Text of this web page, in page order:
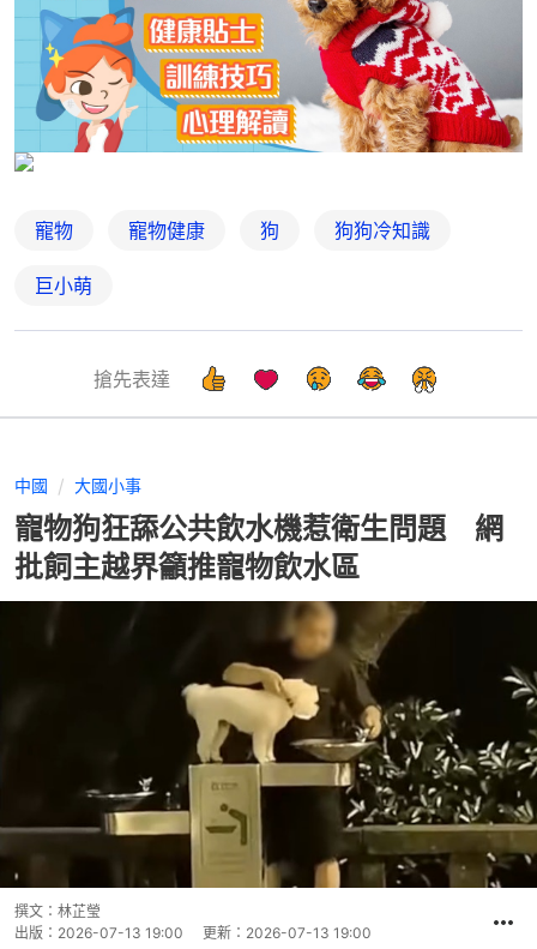
寵物 寵物健康 狗 狗狗冷知識
巨小萌
搶先表達
中國 大國小事
寵物狗狂舔公共飲水機惹衛生問題 網
批飼主越界籲推寵物飲水區
撰文： 林芷瑩
出版： 2026-07-13 19:00 更新： 2026-07-13 19:00